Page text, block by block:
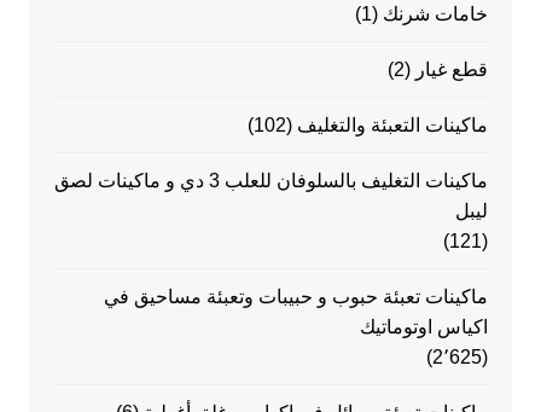
خامات شرنك (1)
قطع غيار (2)
ماكينات التعبئة والتغليف (102)
ماكينات التغليف بالسلوفان للعلب 3 دي و ماكينات لصق
ليبل
(121)
ماكينات تعبئة حبوب و حبيبات وتعبئة مساحيق في
اكياس اوتوماتيك
(2٬625)